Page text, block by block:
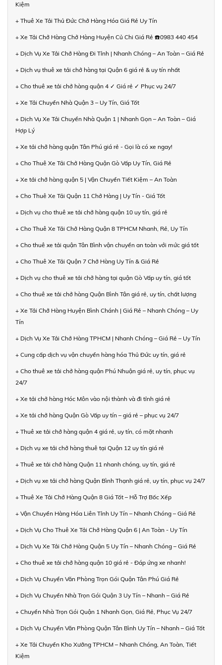
Kiệm
+ Thuê Xe Tải Thủ Đức Chở Hàng Hóa Giá Rẻ Uy Tín
+ Xe Tải Chở Hàng Chở Hàng Huyện Củ Chi Giá Rẻ ☎️0983 440 454
+ Dịch Vụ Xe Tải Chở Hàng Đi Tỉnh | Nhanh Chóng – An Toàn – Giá Rẻ
+ Dịch vụ thuê xe tải chở hàng tại Quận 6 giá rẻ & uy tín nhất
+ Cho thuê xe tải chở hàng quận 4 ✓ Giá rẻ ✓ Phục vụ 24/7
+ Xe Tải Chuyển Nhà Quận 3 – Uy Tín, Giá Tốt
+ Dịch Vụ Xe Tải Chuyển Nhà Quận 1 | Nhanh Gọn – An Toàn – Giá
Hợp Lý
+ Xe tải chở hàng quận Tân Phú giá rẻ - Gọi là có xe ngay!
+ Cho Thuê Xe Tải Chở Hàng Quận Gò Vấp Uy Tín, Giá Rẻ
+ Xe tải chở hàng quận 5 | Vận Chuyển Tiết Kiệm – An Toàn
+ Cho Thuê Xe Tải Quận 11 Chở Hàng | Uy Tín - Giá Tốt
+ Dịch vụ cho thuê xe tải chở hàng quận 10 uy tín, giá rẻ
+ Cho Thuê Xe Tải Chở Hàng Quận 8 TPHCM Nhanh, Rẻ, Uy Tín
+ Cho thuê xe tải quận Tân Bình vận chuyển an toàn với mức giá tốt
+ Cho Thuê Xe Tải Quận 7 Chở Hàng Uy Tín & Giá Rẻ
+ Dịch vụ cho thuê xe tải chở hàng tại quận Gò Vấp uy tín, giá tốt
+ Cho thuê xe tải chở hàng Quận Bình Tân giá rẻ, uy tín, chất lượng
+ Xe Tải Chở Hàng Huyện Bình Chánh | Giá Rẻ – Nhanh Chóng – Uy
Tín
+ Dịch Vụ Xe Tải Chở Hàng TPHCM | Nhanh Chóng – Giá Rẻ – Uy Tín
+ Cung cấp dịch vụ vận chuyển hàng hóa Thủ Đức uy tín, giá rẻ
+ Cho thuê xe tải chở hàng quận Phú Nhuận giá rẻ, uy tín, phục vụ
24/7
+ Xe tải chở hàng Hóc Môn vào nội thành và đi tỉnh giá rẻ
+ Xe tải chở hàng Quận Gò Vấp uy tín – giá rẻ – phục vụ 24/7
+ Thuê xe tải chở hàng quận 4 giá rẻ, uy tín, có mặt nhanh
+ Dịch vụ xe tải chở hàng thuê tại Quận 12 uy tín giá rẻ
+ Thuê xe tải chở hàng Quận 11 nhanh chóng, uy tín, giá rẻ
+ Dịch vụ xe tải chở hàng Quận Bình Thạnh giá rẻ, uy tín, phục vụ 24/7
+ Thuê Xe Tải Chở Hàng Quận 8 Giá Tốt – Hỗ Trợ Bốc Xếp
+ Vận Chuyển Hàng Hóa Liên Tỉnh Uy Tín – Nhanh Chóng – Giá Rẻ
+ Dịch Vụ Cho Thuê Xe Tải Chở Hàng Quận 6 | An Toàn - Uy Tín
+ Dịch Vụ Xe Tải Chở Hàng Quận 5 Uy Tín – Nhanh Chóng – Giá Rẻ
+ Cho thuê xe tải chở hàng quận 10 giá rẻ - Đáp ứng xe nhanh!
+ Dịch Vụ Chuyển Văn Phòng Trọn Gói Quận Tân Phú Giá Rẻ
+ Dịch Vụ Chuyển Nhà Trọn Gói Quận 3 Uy Tín – Nhanh – Giá Rẻ
+ Chuyển Nhà Trọn Gói Quận 1 Nhanh Gọn, Giá Rẻ, Phục Vụ 24/7
+ Dịch Vụ Chuyển Văn Phòng Quận Tân Bình Uy Tín – Nhanh – Giá Tốt
+ Xe Tải Chuyển Kho Xưởng TPHCM – Nhanh Chóng, An Toàn, Tiết
Kiệm